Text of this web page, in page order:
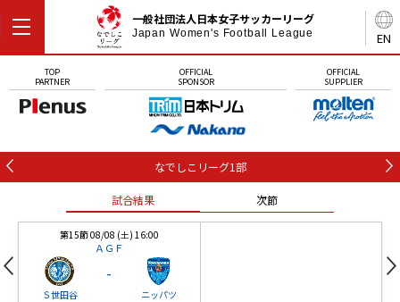
EN
一般社団法人日本女子サッカーリーグ
Japan Women's Football League
TOP
PARTNER
OFFICIAL
SPONSOR
OFFICIAL
SUPPLIER
なでしこリーグ1部
試合結果 次節
第15節 08/08 (土) 16:00
ＡＧＦ
Ｓ世田谷
-
ニッパツ